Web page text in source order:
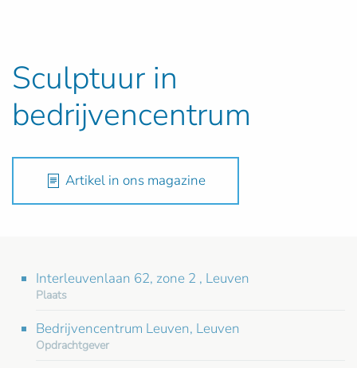
Sculptuur in
bedrijvencentrum
Artikel in ons magazine
Interleuvenlaan 62, zone 2 , Leuven
Plaats
Bedrijvencentrum Leuven, Leuven
Opdrachtgever